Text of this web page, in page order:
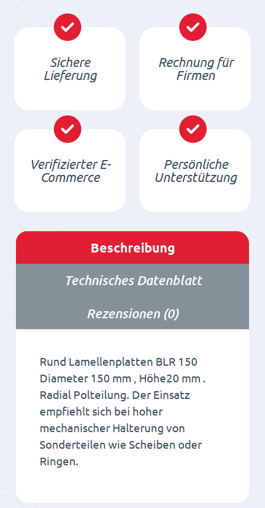
Sichere
Lieferung
Rechnung für
Firmen
Verifizierter E-
Commerce
Persönliche
Unterstützung
Beschreibung
Technisches Datenblatt
Rezensionen (0)
Rund Lamellenplatten BLR 150
Diameter 150 mm , Höhe20 mm .
Radial Polteilung. Der Einsatz
empfiehlt sich bei hoher
mechanischer Halterung von
Sonderteilen wie Scheiben oder
Ringen.